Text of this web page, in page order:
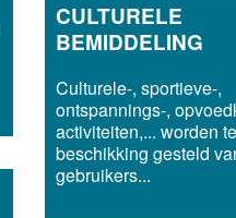
CULTURELE
BEMIDDELING
Culturele-, sportieve-,
ontspannings-,
activiteiten,... worden
beschikking gesteld
gebruikers...